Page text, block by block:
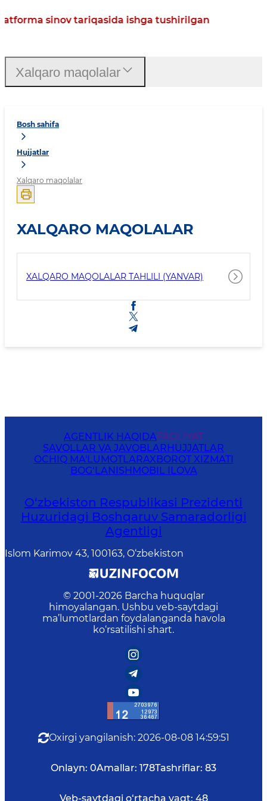
sinov tariqasida ishga tushirilgan
Bosh sahifa
Hujjatlar
Xalqaro maqolalar
XALQARO MAQOLALAR
XALQARO MAQOLALAR TAHLILI (YANVAR)
Xalqaro maqolalar
AGENTLIK HAQIDAFAOLIYAT
SAVOLLAR VA JAVOBLARHUJJATLAR
OCHIQ MA'LUMOTLARAXBOROT XIZMATI
BOG‘LANISHMOBIL ILOVA
O‘zbekiston Respublikasi Prezidenti
Huzuridagi Boshqaruv Samaradorligi
Agentligi
Islom Karimov 43, 100163, O‘zbekiston
© 2001-2026 Barcha huquqlar
himoyalangan. Ushbu veb-saytdagi
ma’lumotlardan foydalanganda havola
ko‘rsatilishi shart.
Oxirgi yangilanish: 2026-08-08 14:59:51
Onlayn: 0Amallar: 178Tashriflar: 83
Veb-saytdagi o‘rtacha vaqt: 48